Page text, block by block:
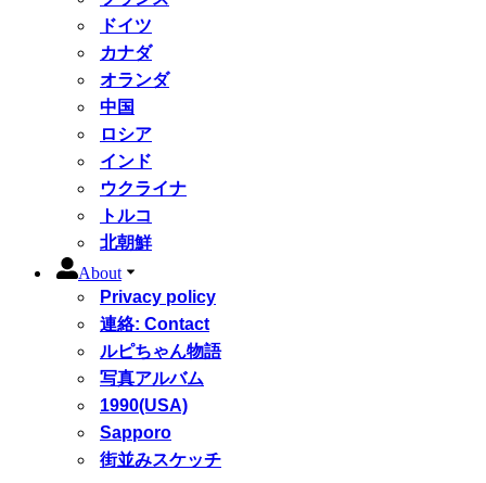
ドイツ
カナダ
オランダ
中国
ロシア
インド
ウクライナ
トルコ
北朝鮮
About
Privacy policy
連絡: Contact
ルピちゃん物語
写真アルバム
1990(USA)
Sapporo
街並みスケッチ